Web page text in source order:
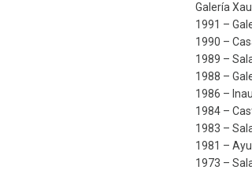
Galería
1991 –
1990 –
1989 –
1988 –
1986 –
1984 –
1983 –
1981 –
1973 –